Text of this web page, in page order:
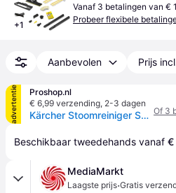
+1
Vanaf 3 betalingen van €
Probeer flexibele
Aanbevolen Prijs
advertentie
Proshop.nl
€ 6,99 verzending, 2-3 dagen
Kärcher Stoomreiniger SC 5 DELUXE SIGNATURE LINE Of 3
Beschikbaar tweedehands vanaf €
MediaMarkt
Laagste prijs·Gratis